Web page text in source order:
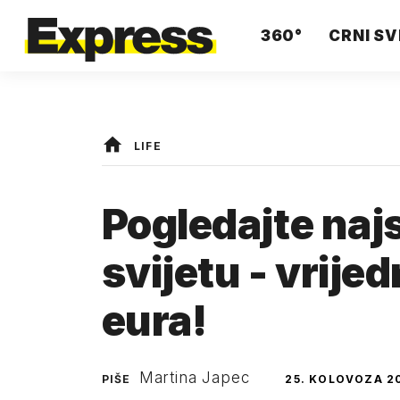
360° CRNI
LIFE
Pogledajte
svijetu -
eura!
PIŠE Martina Japec 25. KOLOVOZA